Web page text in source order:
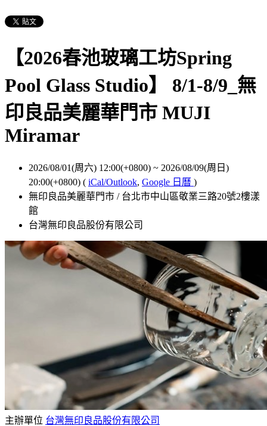
【2026春池玻璃工坊Spring
Pool Glass Studio】 8/1-8/9_無
印良品美麗華門市 MUJI
Miramar
2026/08/01(周六) 12:00(+0800) ~ 2026/08/09(周日)
20:00(+0800) ( iCal/Outlook, Google 日曆 )
無印良品美麗華門市 / 台北市中山區敬業三路20號2樓漾
館
台灣無印良品股份有限公司
主辦單位 台灣無印良品股份有限公司